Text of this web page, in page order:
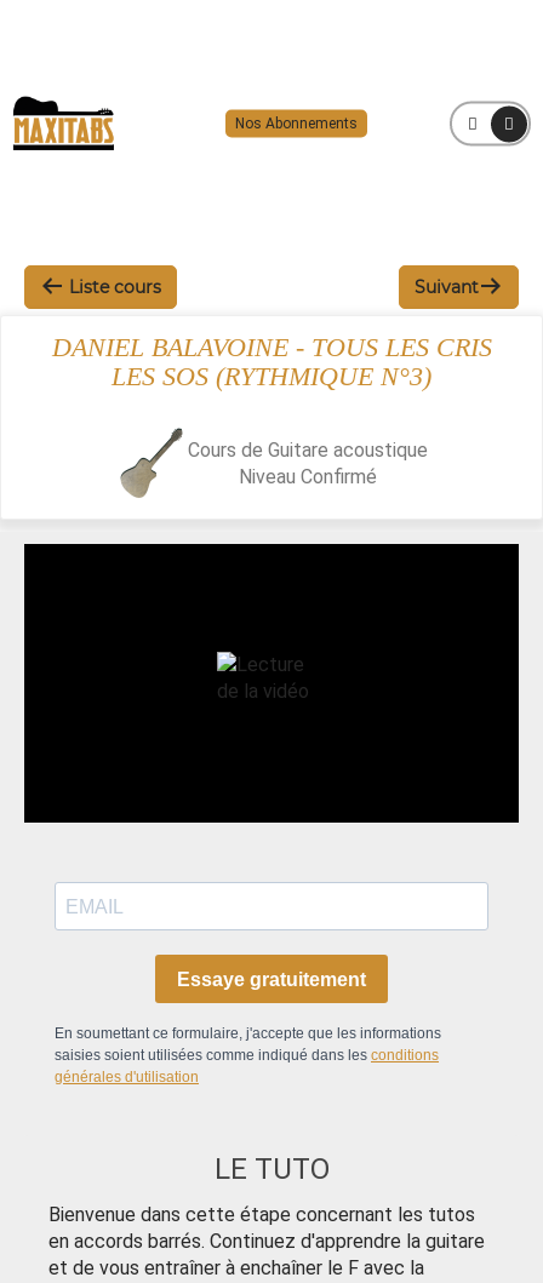
Nos Abonnements MENU
Liste cours Suivant
DANIEL BALAVOINE - TOUS LES CRIS
LES SOS (RYTHMIQUE N°3)
Cours de Guitare acoustique
Niveau Confirmé
Essaye gratuitement
En soumettant ce formulaire, j'accepte que les informations
saisies soient utilisées comme indiqué dans les conditions
générales d'utilisation
LE TUTO
Bienvenue dans cette étape concernant les tutos
en accords barrés. Continuez d'apprendre la guitare
et de vous entraîner à enchaîner le F avec la